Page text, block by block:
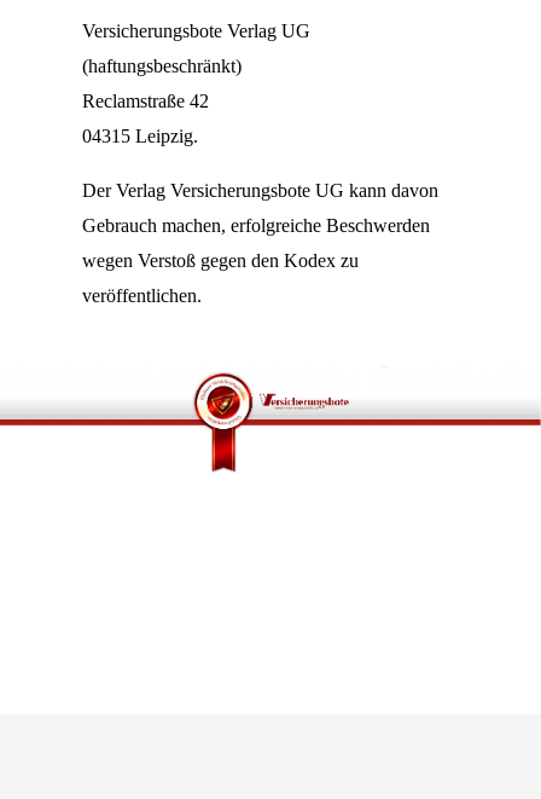
Versicherungsbote Verlag UG
(haftungsbeschränkt)
Reclamstraße 42
04315 Leipzig.
Der Verlag Versicherungsbote UG kann davon
Gebrauch machen, erfolgreiche Beschwerden
wegen Verstoß gegen den Kodex zu
veröffentlichen.